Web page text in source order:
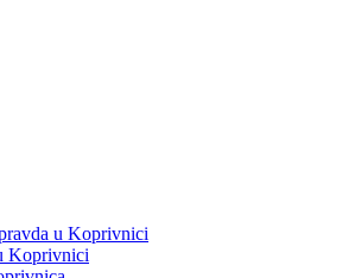
u Koprivnici
Koprivnici